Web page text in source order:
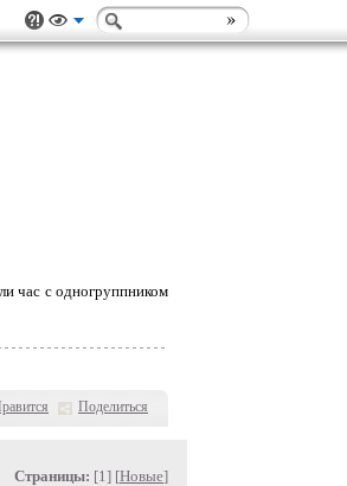
час с одногруппником
Поделиться
Страницы: [1] [Новые]